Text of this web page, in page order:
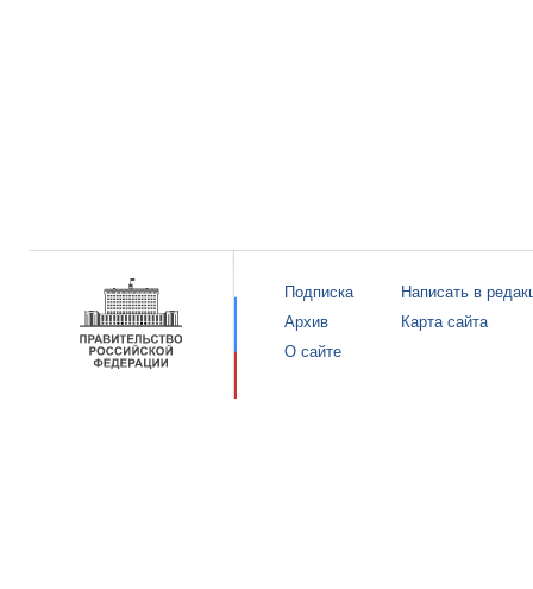
Подписка
Архив
О сайте
Написать в
Карта сайта